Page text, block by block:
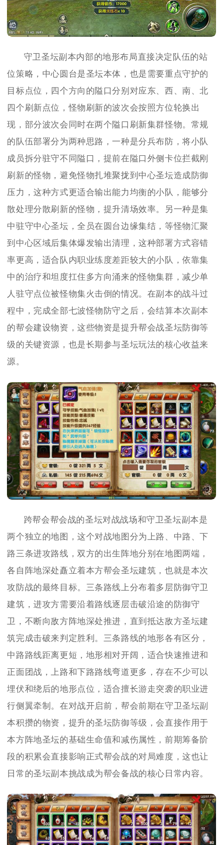
守卫圣坛副本内部的地形布局直接决定队伍的站
位策略，中心圆台是圣坛本体，也是需要重点守护的
目标点位，四个方向的隘口分别对应东、西、南、北
四个刷新点位，怪物刷新的波次会按照方位轮换出
现，部分波次会同时在两个隘口刷新集群怪物。常规
的队伍部署分为两种思路，一种是分兵布防，将小队
成员拆分驻守不同隘口，提前在隘口外侧卡位拦截刚
刷新的怪物，避免怪物扎堆聚拢到中心圣坛造成防御
压力，这种方式更适合输出能力均衡的小队，能够分
散处理分散刷新的怪物，提升清场效率。另一种是集
中驻守中心圣坛，全员在圆台边缘集结，等怪物汇聚
到中心区域后集体爆发输出清理，这种部署方式容错
率更高，适合队内职业练度差距较大的小队，依靠集
中的治疗和坦度扛住多方向涌来的怪物集群，减少单
人驻守点位被怪物集火击倒的情况。在副本的战斗过
程中，完成全部七波怪物防守之后，会结算本次副本
的帮会建设物资，这些物资是提升帮会战圣坛防御等
级的关键资源，也是长期参与圣坛玩法的核心收益来
源。
跨帮会帮会战的圣坛对战战场和守卫圣坛副本是
两个独立的地图，这个对战地图分为上路、中路、下
路三条进攻路线，双方的出生阵地分别在地图两端，
各自阵地深处矗立着本方帮会圣坛建筑，也就是本次
攻防战的最终目标。三条路线上分布着多层防御守卫
建筑，进攻方需要沿着路线逐层击破沿途的防御守
卫，不断向敌方阵地深处推进，直到抵达敌方圣坛建
筑完成击破来判定胜利。三条路线的地形各有区分，
中路路线距离更短，地形相对开阔，适合快速推进和
正面团战，上路和下路路线弯道更多，存在不少可以
埋伏和绕后的地形点位，适合擅长游走突袭的职业进
行侧翼牵制。在对战开启前，帮会前期在守卫圣坛副
本积攒的物资，提升的圣坛防御等级，会直接作用于
本方阵地圣坛的基础生命值和减伤属性，前期筹备阶
段的积累会直接影响正式帮会战的对局难度，这也让
日常的圣坛副本挑战成为帮会备战的核心日常内容。